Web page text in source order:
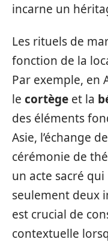
incarne un
Les rituels de
fonction de la
Par exemple, en
le cortège et la
des éléments
Asie, l’échange
cérémonie de
un acte sacré
seulement deux
est crucial de
contextuelle